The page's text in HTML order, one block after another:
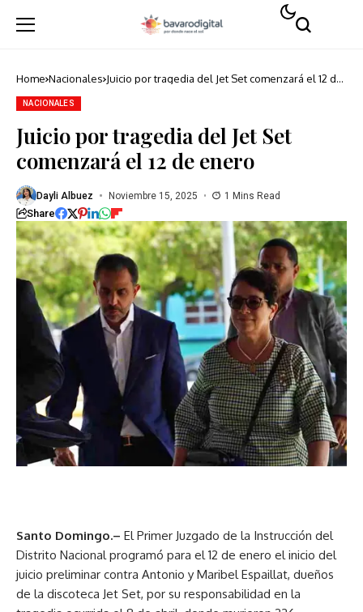
Home Nacionales Juicio por tragedia del Jet Set comenzará el 12 de
NACIONALES
Juicio por tragedia del Jet Set
comenzará el 12 de enero
Dayli Albuez Noviembre 15, 2025 1 Mins Read
Share
Santo Domingo.– El Primer Juzgado de la Instrucción del
Distrito Nacional programó para el 12 de enero el inicio del
juicio preliminar contra Antonio y Maribel Espaillat, dueños
de la discoteca Jet Set, por su responsabilidad en la